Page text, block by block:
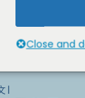
舶推進引擎市
Vertoro開發
用於海洋作業
船用推進引擎
|
Close and